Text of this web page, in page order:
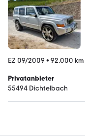
EZ 09/2009 • 92.000 km
Privatanbieter
55494 Dichtelbach